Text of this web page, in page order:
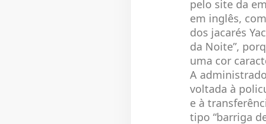
pelo site da
em inglês,
dos jacarés
da Noite”,
uma cor
A
voltada à
e à
tipo “barriga